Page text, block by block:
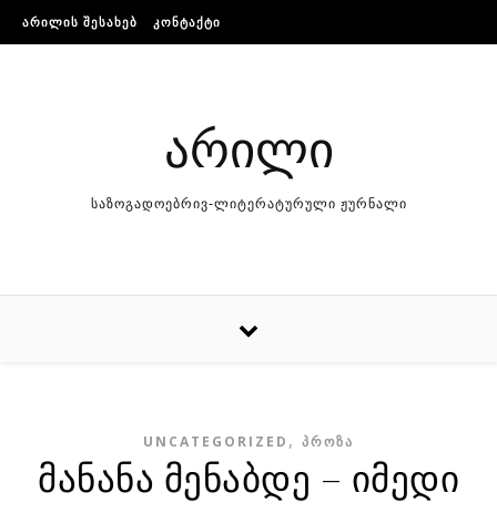
Skip to content
ᲐᲠᲘᲚᲘᲡ ᲨᲔᲡᲐᲮᲔᲑ ᲙᲝᲜᲢᲐᲥᲢᲘ
არილი
საზოგადოებრივ-ლიტერატურული ჟურნალი
UNCATEGORIZED , ᲞᲠᲝᲖᲐ
მანანა მენაბდე – იმედი